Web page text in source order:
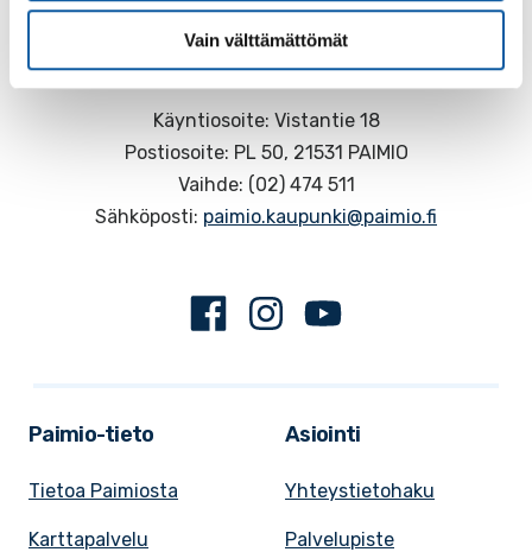
Vain välttämättömät
Käyntiosoite: Vistantie 18
Postiosoite: PL 50, 21531 PAIMIO
Vaihde: (02) 474 511
Sähköposti: paimio.kaupunki@paimio.fi
FacebookInstagram
Paimio-tieto
Tietoa Paimiosta
Karttapalvelu
Asiointi
Yhteystietohaku
Palvelupiste